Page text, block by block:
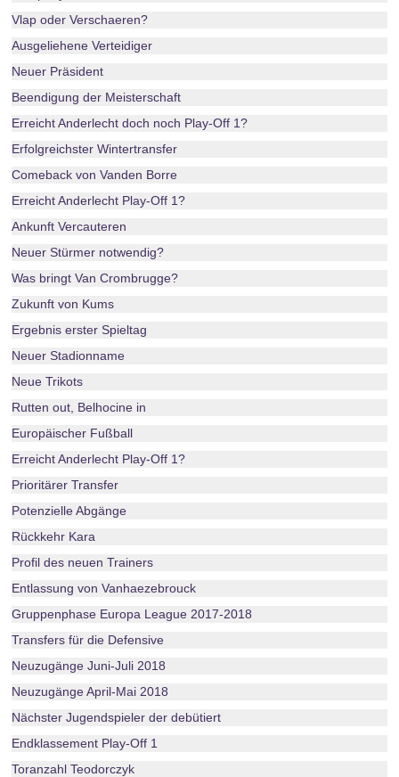
Vlap oder Verschaeren?
Ausgeliehene Verteidiger
Neuer Präsident
Beendigung der Meisterschaft
Erreicht Anderlecht doch noch Play-Off 1?
Erfolgreichster Wintertransfer
Comeback von Vanden Borre
Erreicht Anderlecht Play-Off 1?
Ankunft Vercauteren
Neuer Stürmer notwendig?
Was bringt Van Crombrugge?
Zukunft von Kums
Ergebnis erster Spieltag
Neuer Stadionname
Neue Trikots
Rutten out, Belhocine in
Europäischer Fußball
Erreicht Anderlecht Play-Off 1?
Prioritärer Transfer
Potenzielle Abgänge
Rückkehr Kara
Profil des neuen Trainers
Entlassung von Vanhaezebrouck
Gruppenphase Europa League 2017-2018
Transfers für die Defensive
Neuzugänge Juni-Juli 2018
Neuzugänge April-Mai 2018
Nächster Jugendspieler der debütiert
Endklassement Play-Off 1
Toranzahl Teodorczyk